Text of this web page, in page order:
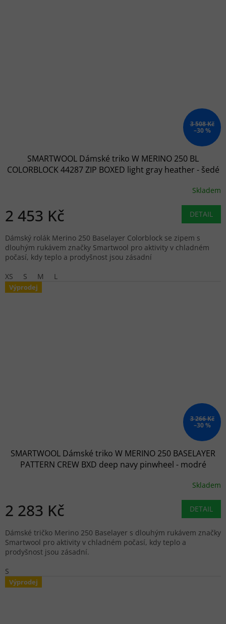
3 508 Kč
–30 %
SMARTWOOL Dámské triko W MERINO 250 BL
COLORBLOCK 44287 ZIP BOXED light gray heather - šedé
Skladem
2 453 Kč DETAIL
Dámský rolák Merino 250 Baselayer Colorblock se zipem s
dlouhým rukávem značky Smartwool pro aktivity v chladném
počasí, kdy teplo a prodyšnost jsou zásadní
XS
S M L
Výprodej
3 266 Kč
–30 %
SMARTWOOL Dámské triko W MERINO 250 BASELAYER
PATTERN CREW BXD deep navy pinwheel - modré
Skladem
2 283 Kč DETAIL
Dámské tričko Merino 250 Baselayer s dlouhým rukávem značky
Smartwool pro aktivity v chladném počasí, kdy teplo a
prodyšnost jsou zásadní.
S
Výprodej